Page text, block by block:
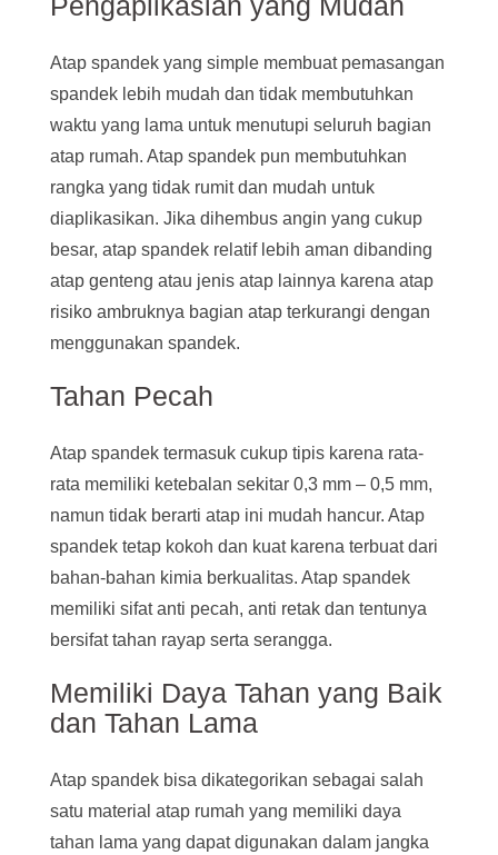
Atap spandek yang simple membuat pemasangan
spandek lebih mudah dan tidak membutuhkan
waktu yang lama untuk menutupi seluruh bagian
atap rumah. Atap spandek pun membutuhkan
rangka yang tidak rumit dan mudah untuk
diaplikasikan. Jika dihembus angin yang cukup
besar, atap spandek relatif lebih aman dibanding
atap genteng atau jenis atap lainnya karena atap
risiko ambruknya bagian atap terkurangi dengan
menggunakan spandek.
Tahan Pecah
Atap spandek termasuk cukup tipis karena rata-
rata memiliki ketebalan sekitar 0,3 mm – 0,5 mm,
namun tidak berarti atap ini mudah hancur. Atap
spandek tetap kokoh dan kuat karena terbuat dari
bahan-bahan kimia berkualitas. Atap spandek
memiliki sifat anti pecah, anti retak dan tentunya
bersifat tahan rayap serta serangga.
Memiliki Daya Tahan yang Baik
dan Tahan Lama
Atap spandek bisa dikategorikan sebagai salah
satu material atap rumah yang memiliki daya
tahan lama yang dapat digunakan dalam jangka